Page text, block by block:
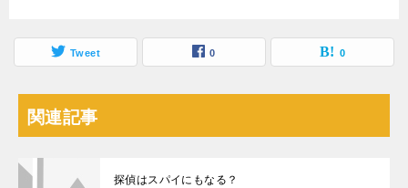
Tweet 0 0
関連記事
探偵はスパイにもなる？